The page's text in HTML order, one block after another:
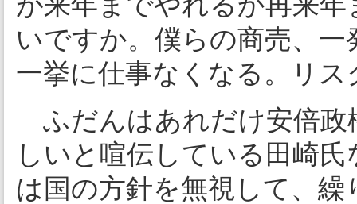
いですか。僕らの商売、
一挙に仕事なくなる。リ
ふだんはあれだけ安倍政
しいと喧伝している田崎
は国の方針を無視して、